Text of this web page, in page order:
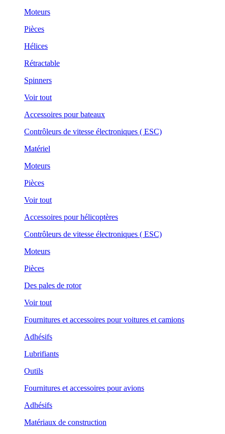
Moteurs
Pièces
Hélices
Rétractable
Spinners
Voir tout
Accessoires pour bateaux
Contrôleurs de vitesse électroniques ( ESC)
Matériel
Moteurs
Pièces
Voir tout
Accessoires pour hélicoptères
Contrôleurs de vitesse électroniques ( ESC)
Moteurs
Pièces
Des pales de rotor
Voir tout
Fournitures et accessoires pour voitures et camions
Adhésifs
Lubrifiants
Outils
Fournitures et accessoires pour avions
Adhésifs
Matériaux de construction